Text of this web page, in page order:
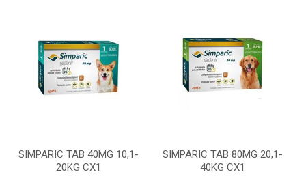
SIMPARIC TAB 40MG 10,1-
20KG CX1
SIMPARIC TAB 80MG 20,1-
40KG CX1